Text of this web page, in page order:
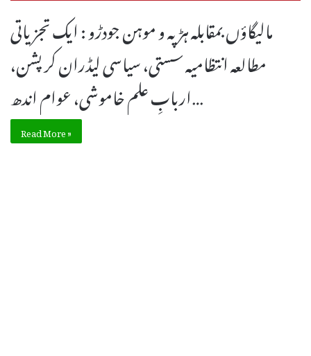
مالیگاؤں بمقابلہ ہڑپہ و موہن جودڑو : ایک تجزیاتی
مطالعہ انتظامیہ سستی، سیاسی لیڈران کرپشن،
اربابِ علم خاموشی، عوام اندھ…
Read More »